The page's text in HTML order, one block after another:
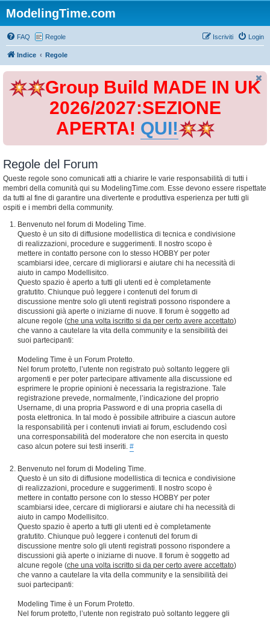
ModelingTime.com
FAQ Regole Login
Iscriviti
Indice Regole
Group Build MADE IN UK
2026/2027:SEZIONE
APERTA! QUI!
Regole del Forum
Queste regole sono comunicati atti a chiarire le varie responsabilità di tutti i
membri della comunità qui su ModelingTime.com. Esse devono essere rispettate
da tutti al fine di garantire una divertente e produttiva esperienza per tutti gli
ospiti e i membri della community.
Benvenuto nel forum di Modeling Time.
Questo è un sito di diffusione modellistica di tecnica e condivisione
di realizzazioni, procedure e suggerimenti. Il nostro scopo è
mettere in contatto persone con lo stesso HOBBY per poter
scambiarsi idee, cercare di migliorarsi e aiutare chi ha necessità di
aiuto in campo Modellisitco.
Questo spazio è aperto a tutti gli utenti ed è completamente
gratutito. Chiunque può leggere i contenuti del forum di
discussione mentre solo gli utenti registrati possono rispondere a
discussioni già aperte o iniziarne di nuove. Il forum è soggetto ad
alcune regole (che una volta iscritto si da per certo avere accettato)
che vanno a cautelare la vita della community e la sensibilità dei
suoi partecipanti:
Modeling Time è un Forum Protetto.
Nel forum protetto, l’utente non registrato può soltanto leggere gli
argomenti e per poter partecipare attivamente alla discussione ed
esprimere le proprie opinioni è necessaria la registrazione. Tale
registrazione prevede, normalmente, l’indicazione del proprio
Username, di una propria Password e di una propria casella di
posta elettronica. In tal modo è possibile attribuire a ciascun autore
la responsabilità per i contenuti inviati ai forum, escludendo così
una corresponsabilità del moderatore che non esercita in questo
caso alcun potere sui testi inseriti. #
Benvenuto nel forum di Modeling Time.
Questo è un sito di diffusione modellistica di tecnica e condivisione
di realizzazioni, procedure e suggerimenti. Il nostro scopo è
mettere in contatto persone con lo stesso HOBBY per poter
scambiarsi idee, cercare di migliorarsi e aiutare chi ha necessità di
aiuto in campo Modellisitco.
Questo spazio è aperto a tutti gli utenti ed è completamente
gratutito. Chiunque può leggere i contenuti del forum di
discussione mentre solo gli utenti registrati possono rispondere a
discussioni già aperte o iniziarne di nuove. Il forum è soggetto ad
alcune regole (che una volta iscritto si da per certo avere accettato)
che vanno a cautelare la vita della community e la sensibilità dei
suoi partecipanti:
Modeling Time è un Forum Protetto.
Nel forum protetto, l’utente non registrato può soltanto leggere gli